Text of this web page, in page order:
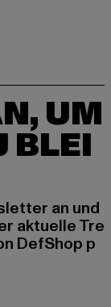
UM
BLEI
an und
aktuelle Tre
DefShop p